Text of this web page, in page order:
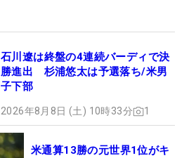
石川遼は終盤の4連続バーディで決
勝進出 杉浦悠太は予選落ち/米男
子下部
2026年8月8日 (土) 10時33分 1
米通算13勝の元世界1位がキ